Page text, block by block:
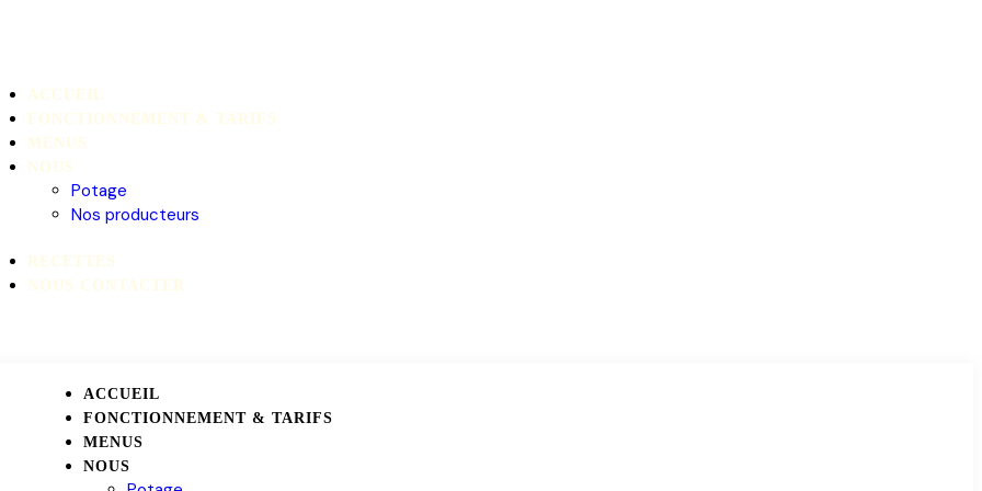
ACCUEIL
FONCTIONNEMENT & TARIFS
MENUS
NOUS
Potage
Nos producteurs
RECETTES
NOUS CONTACTER
ACCUEIL
FONCTIONNEMENT & TARIFS
MENUS
NOUS